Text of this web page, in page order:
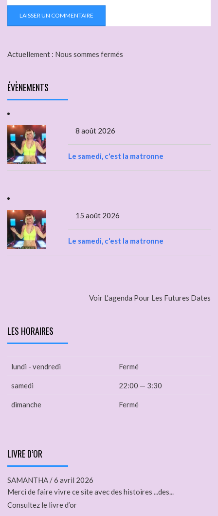
Actuellement : Nous sommes fermés
ÉVÈNEMENTS
8 août 2026
Le samedi, c'est la matronne
15 août 2026
Le samedi, c'est la matronne
Voir L'agenda Pour Les Futures Dates
LES HORAIRES
lundi - vendredi Fermé
samedi 22:00 — 3:30
dimanche Fermé
LIVRE D’OR
SAMANTHA /6 avril 2026
Merci de faire vivre ce site avec des histoires ...des...
Consultez le livre d’or